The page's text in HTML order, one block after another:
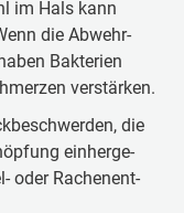
im Hals kann
die Ab­wehr­
Bak­te­rien
ver­stär­ken.
die
ein­her­ge­
oder Ra­chen­ent­